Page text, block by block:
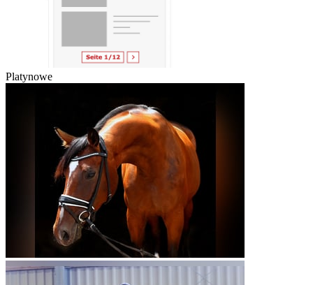
Platynowe